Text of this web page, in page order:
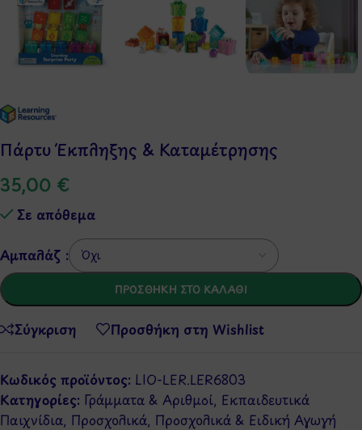
Πάρτυ Έκπληξης & Καταμέτρησης
35,00 €
Σε απόθεμα
Αμπαλάζ :
ΠΡΟΣΘΉΚΗ ΣΤΟ ΚΑΛΆΘΙ
Σύγκριση Προσθήκη στη Wishlist
Κωδικός προϊόντος: LIO-LER.LER6803
Κατηγορίες: Γράμματα & Αριθμοί, Εκπαιδευτικά
Παιχνίδια, Προσχολικά, Προσχολικά & Ειδική Αγωγή